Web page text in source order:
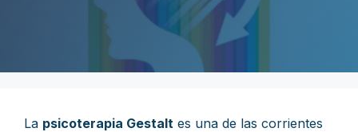
La psicoterapia Gestalt es una de las corrientes